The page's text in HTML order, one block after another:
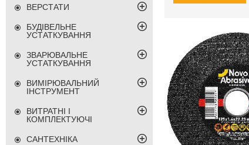
ВЕРСТАТИ
БУДІВЕЛЬНЕ
УСТАТКУВАННЯ
ЗВАРЮВАЛЬНЕ
УСТАТКУВАННЯ
ВИМІРЮВАЛЬНИЙ
ІНСТРУМЕНТ
ВИТРАТНІ І
КОМПЛЕКТУЮЧІ
САНТЕХНІКА